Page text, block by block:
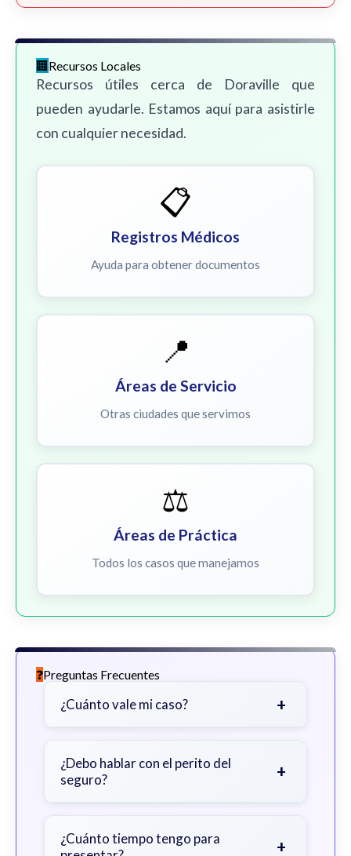
Recursos Locales
Recursos útiles cerca de Doraville que
pueden ayudarle. Estamos aquí para asistirle
con cualquier necesidad.
📋
Registros Médicos
Ayuda para obtener documentos
📍
Áreas de Servicio
Otras ciudades que servimos
⚖️
Áreas de Práctica
Todos los casos que manejamos
Preguntas Frecuentes
¿Cuánto vale mi caso? +
gravedad de sus lesiones, facturas
médicas, tiempo fuera del trabajo y
¿Debo hablar con el perito del
seguro?
+
primero con un abogado para evitar
¿Cuánto tiempo tengo para
+